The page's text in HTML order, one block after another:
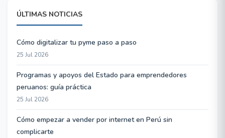
ÚLTIMAS NOTICIAS
Cómo digitalizar tu pyme paso a paso
25 Jul 2026
Programas y apoyos del Estado para emprendedores
peruanos: guía práctica
25 Jul 2026
Cómo empezar a vender por internet en Perú sin
complicarte